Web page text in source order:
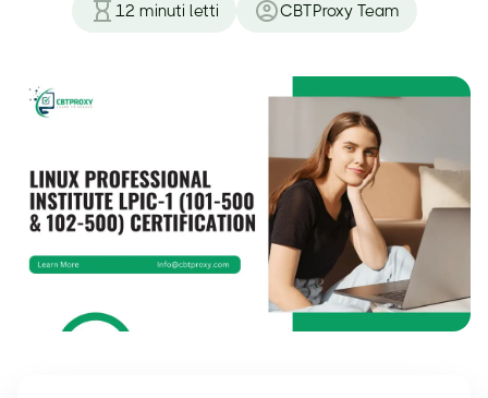
12 minuti letti CBTProxy Team